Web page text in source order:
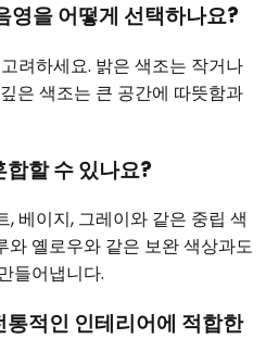
영을 어떻게 선택하나요?
려하세요. 밝은 색조는 작거나
은 색조는 큰 공간에 따뜻함과
할 수 있나요?
베이지, 그레이와 같은 중립 색
옐로우와 같은 보완 색상과도
들어냅니다.
적인 인테리어에 적합한